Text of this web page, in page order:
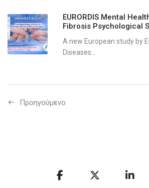
EURORDIS Mental
Fibrosis Psychological
A new European study by
Diseases...
Προηγούμενo